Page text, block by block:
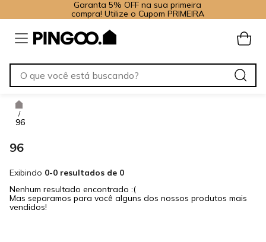
Garanta 5% OFF na sua primeira
compra! Utilize o Cupom PRIMEIRA
/
96
96
Exibindo 0-0 resultados de 0
Nenhum resultado encontrado :(
Mas separamos para você alguns dos nossos produtos mais
vendidos!